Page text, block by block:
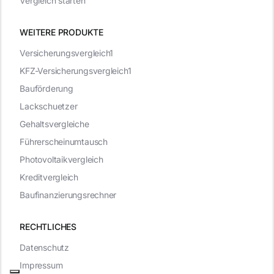
WEITERE PRODUKTE
RECHTLICHES
Datenschutz
Impressum
Versicherungsvergleich1
KFZ-Versicherungsvergleich1
Bauförderung
Lackschuetzer
Gehaltsvergleiche
Führerscheinumtausch
Photovoltaikvergleich
Kreditvergleich
Baufinanzierungsrechner